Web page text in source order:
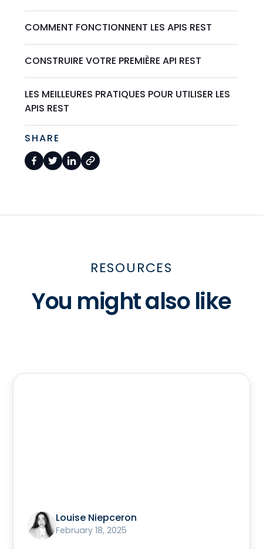
COMMENT FONCTIONNENT LES APIS REST
CONSTRUIRE VOTRE PREMIÈRE API REST
LES MEILLEURES PRATIQUES POUR UTILISER LES
APIS REST
SHARE
RESOURCES
You might also like
Louise Niepceron
February 18, 2025